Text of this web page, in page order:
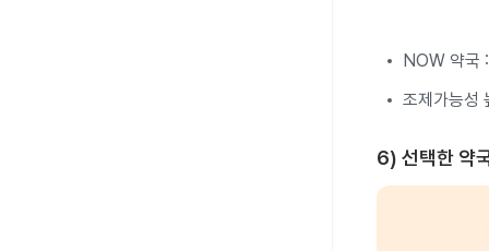
NOW 약국
조제가능성
6) 선택한 약